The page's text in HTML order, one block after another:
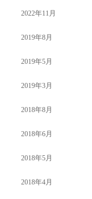
2022年11月
2019年8月
2019年5月
2019年3月
2018年8月
2018年6月
2018年5月
2018年4月